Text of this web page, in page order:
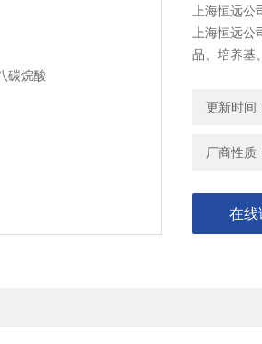
上海恒远
上海恒远
品、培养基
更新时间
厂商性质
在线